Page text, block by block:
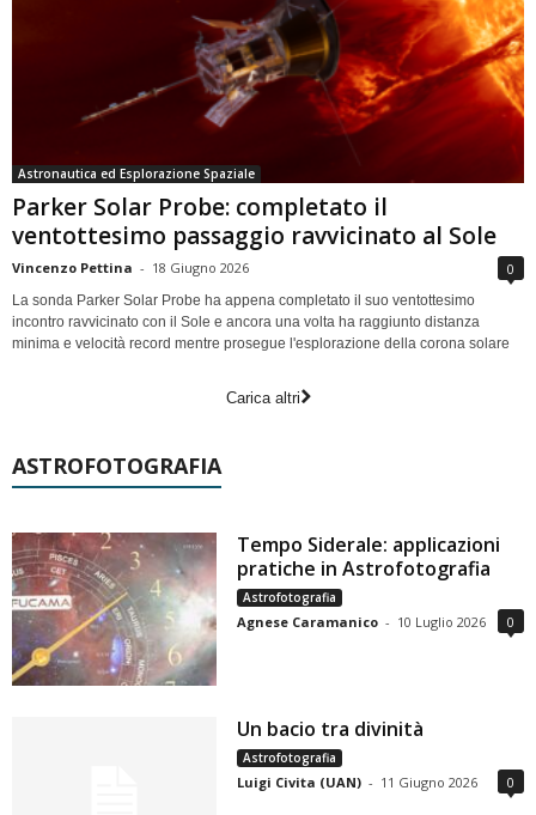
Astronautica ed Esplorazione Spaziale
Parker Solar Probe: completato il
ventottesimo passaggio ravvicinato al Sole
Vincenzo Pettina - 18 Giugno 2026 0
La sonda Parker Solar Probe ha appena completato il suo ventottesimo
incontro ravvicinato con il Sole e ancora una volta ha raggiunto distanza
minima e velocità record mentre prosegue l'esplorazione della corona solare
Carica altri
ASTROFOTOGRAFIA
Tempo Siderale: applicazioni
pratiche in Astrofotografia
Astrofotografia
Agnese Caramanico - 10 Luglio 2026 0
Un bacio tra divinità
Astrofotografia
Luigi Civita (UAN) - 11 Giugno 2026 0